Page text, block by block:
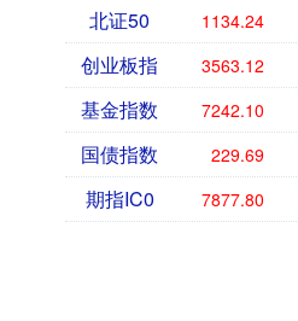
北证50 1134.24
创业板指 3563.12
基金指数 7242.10
国债指数 229.69
期指IC0 7877.80